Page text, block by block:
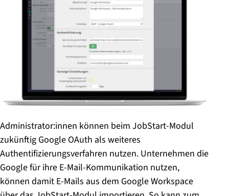
Administrator:innen können beim JobStart-Modul
zukünftig Google OAuth als weiteres
Authentifizierungsverfahren nutzen. Unternehmen die
Google für ihre E-Mail-Kommunikation nutzen,
können damit E-Mails aus dem Google Workspace